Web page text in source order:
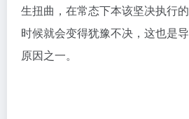
生扭曲，在常态下本该坚决执行
时候就会变得犹豫不决，这也是
原因之一。